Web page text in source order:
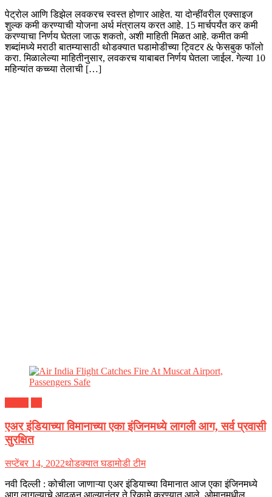
पेट्रोल आणि डिझेल लवकरच स्वस्त होणार आहेत. या दोन्हींवरील एक्साइज
शुल्क कमी करण्याची योजना अर्थ मंत्रालय करत आहे. 15 मार्चपर्यंत कर कमी
करण्याचा निर्णय घेतला जाऊ शकतो, अशी माहिती मिळत आहे. कमीत कमी
शब्दांमध्ये मराठी बातम्यासाठी थोडक्यात घडामोडीच्या ट्विटर & फेसबुक फॉलो
करा. मिळालेल्या माहितीनुसार, लवकरच याबाबत निर्णय घेतला जाईल. गेल्या 10
महिन्यांत कच्च्या तेलाची […]
एअर इंडियाच्या विमानाच्या एका इंजिनमध्ये लागली आग, सर्व प्रवासी
सुरक्षित
सप्टेंबर 14, 2022थोडक्यात घडामोडी टीम
नवी दिल्ली : कोचीला जाणाऱ्या एअर इंडियाच्या विमानात आज एका इंजिनमध्ये
आग लागल्याचे आढळून आल्यानंतर ते रिकामे करण्यात आले. ओमानमधील